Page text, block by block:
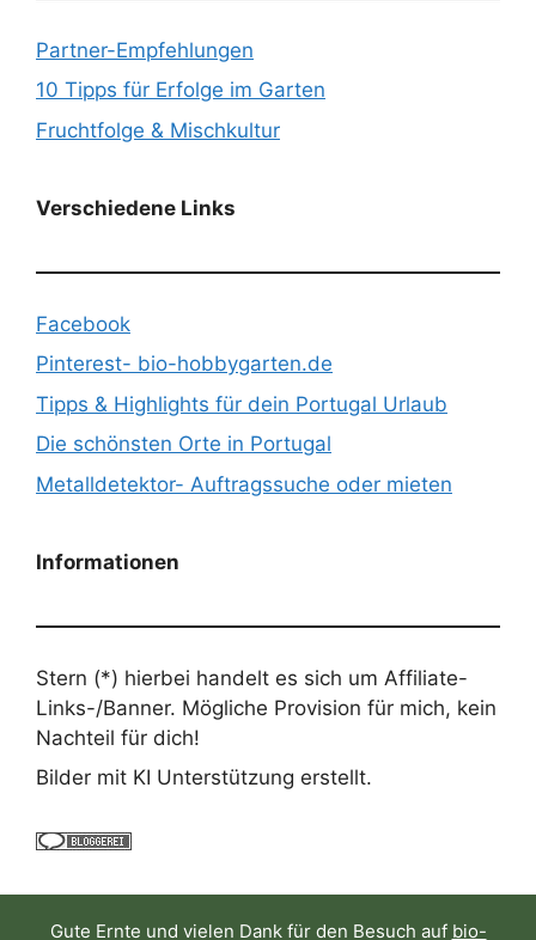
Partner-Empfehlungen
10 Tipps für Erfolge im Garten
Fruchtfolge & Mischkultur
Verschiedene Links
Facebook
Pinterest- bio-hobbygarten.de
Tipps & Highlights für dein Portugal Urlaub
Die schönsten Orte in Portugal
Metalldetektor- Auftragssuche oder mieten
Informationen
Stern (*) hierbei handelt es sich um Affiliate-
Links-/Banner. Mögliche Provision für mich, kein
Nachteil für dich!
Bilder mit KI Unterstützung erstellt.
Gute Ernte und vielen Dank für den Besuch auf bio-